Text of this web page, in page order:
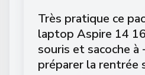
Très pratique ce
laptop Aspire 14
souris et sacoche
préparer la rentrée